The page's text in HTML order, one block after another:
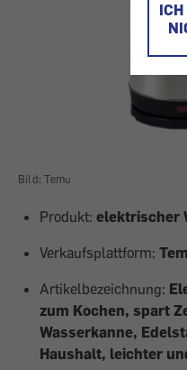
Bild: Temu
Produkt: elektrischer
Verkaufsplattform:
Artikelbezeichnung:
zum Kochen, spart
Wasserkanne,
Haushalt, leichter